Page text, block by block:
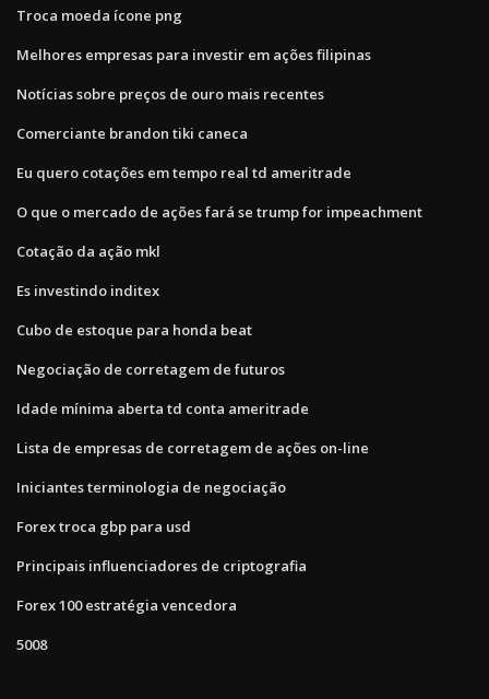
Troca moeda ícone png
Melhores empresas para investir em ações filipinas
Notícias sobre preços de ouro mais recentes
Comerciante brandon tiki caneca
Eu quero cotações em tempo real td ameritrade
O que o mercado de ações fará se trump for impeachment
Cotação da ação mkl
Es investindo inditex
Cubo de estoque para honda beat
Negociação de corretagem de futuros
Idade mínima aberta td conta ameritrade
Lista de empresas de corretagem de ações on-line
Iniciantes terminologia de negociação
Forex troca gbp para usd
Principais influenciadores de criptografia
Forex 100 estratégia vencedora
5008